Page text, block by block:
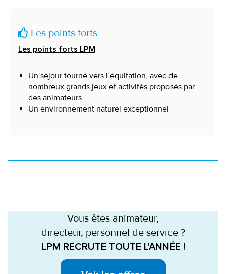
Les points forts
Les points forts LPM
Un séjour tourné vers l’équitation, avec de
nombreux grands jeux et activités proposés par
des animateurs
Un environnement naturel exceptionnel
Vous êtes animateur,
directeur, personnel de service ?
LPM RECRUTE TOUTE L’ANNÉE !